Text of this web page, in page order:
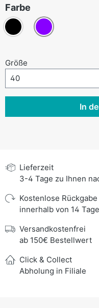
Farbe
Schwarz Violett
Größe
Größe-Auswahl öffnen,
40
In
Lieferzeit
3-4 Tage zu Ihnen
Kostenlose Rückgabe
innerhalb von 14
Versandkostenfrei
ab 150€ Bestellwert
Click & Collect
Abholung in Filiale